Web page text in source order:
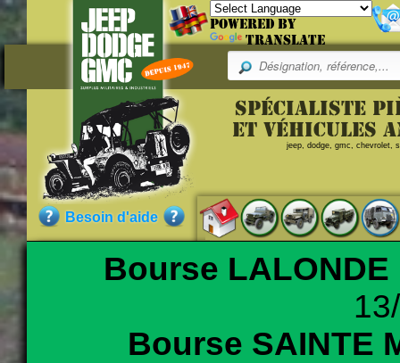
Powered by
Translate
Besoin d'aide
Spécialiste
et véhicules
jeep, dodge, gmc, chevrolet,
Bourse LALONDE
Bourse SAINTE
Référence
HO60633
Qualité :N.O.S.Pièce neuve de stock
contenir des traces de rouilles ou légère